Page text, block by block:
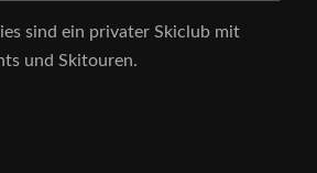
sind ein privater Skiclub mit
und Skitouren.